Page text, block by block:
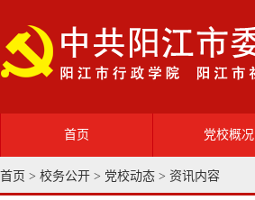
首页 党校概况
党校简介
首页 > 校务公开 > 党校动态 > 资讯内容